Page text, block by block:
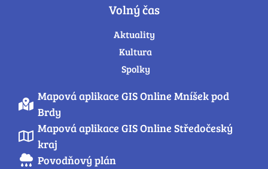
Volný čas
Aktuality
Kultura
Spolky
Mapová aplikace GIS Online Mníšek pod
Brdy
Mapová aplikace GIS Online Středočeský
kraj
Povodňový plán